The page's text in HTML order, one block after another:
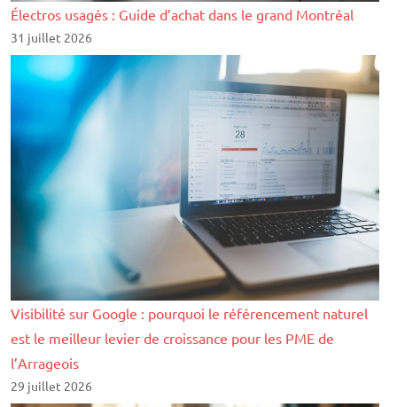
Électros usagés : Guide d’achat dans le grand Montréal
31 juillet 2026
Visibilité sur Google : pourquoi le référencement naturel
est le meilleur levier de croissance pour les PME de
l’Arrageois
29 juillet 2026